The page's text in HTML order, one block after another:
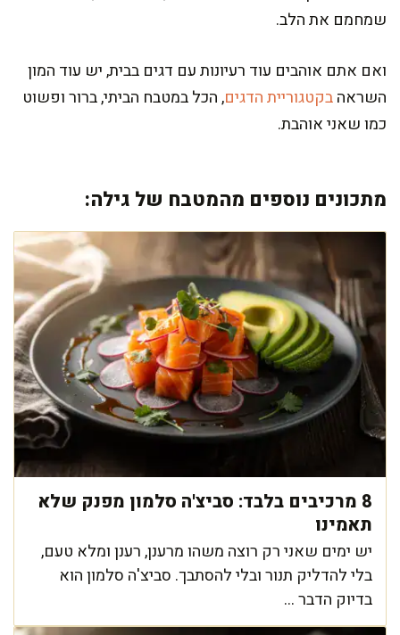
שמחמם את הלב.
ואם אתם אוהבים עוד רעיונות עם דגים בבית, יש עוד המון
השראהבקטגוריית הדגים, הכל במטבח הביתי, ברור ופשוט
כמו שאני אוהבת.
מתכונים נוספים מהמטבח של גילה:
8 מרכיבים בלבד: סביצ'ה סלמון מפנק שלא
תאמינו
יש ימים שאני רק רוצה משהו מרענן, רענן ומלא טעם,
בלי להדליק תנור ובלי להסתבך. סביצ'ה סלמון הוא
בדיוק הדבר ...